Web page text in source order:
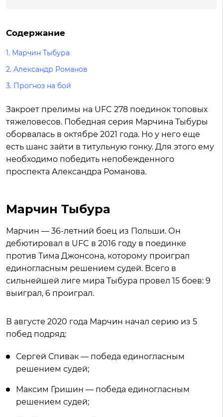
Содержание
1. Марчин Тыбура
2. Александр Романов
3. Прогноз на бой
Закроет прелимы на UFC 278 поединок топовых
тяжеловесов. Победная серия Марчина Тыбуры
оборвалась в октябре 2021 года. Но у него еще
есть шанс зайти в титульную гонку. Для этого ему
необходимо победить непобежденного
проспекта Александра Романова.
Марчин Тыбура
Марчин — 36-летний боец из Польши. Он
дебютировал в UFC в 2016 году в поединке
против Тима Джонсона, которому проиграл
единогласным решением судей. Всего в
сильнейшей лиге мира Тыбура провел 15 боев: 9
выиграл, 6 проиграл.
В августе 2020 года Марчин начал серию из 5
побед подряд:
Сергей Спивак — победа единогласным
решением судей;
Максим Гришин — победа единогласным
решением судей;